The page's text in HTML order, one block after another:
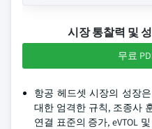
시장 통찰력 및
무료
항공 헤드셋 시장의 성장
대한 엄격한 규칙, 조종사
연결 표준의 증가, eVTOL